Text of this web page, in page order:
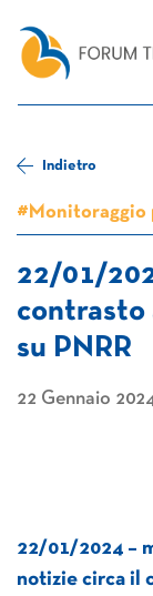
Indietro
#Monitoraggio
22/01/
contrasto
su PNRR
22 Gennaio
22/01/2024 –
notizie circa il